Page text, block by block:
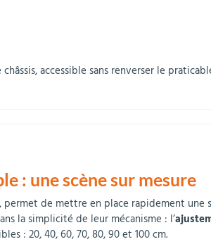
accessible sans renverser le
: une scène sur mesure
permet de mettre en place rapidement
la simplicité de leur mécanisme : l’
: 20, 40, 60, 70, 80, 90 et 100 cm.